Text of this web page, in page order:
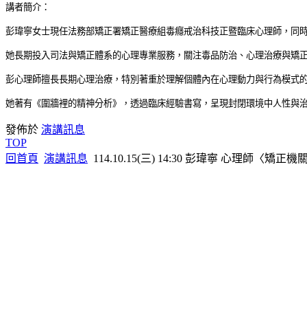
講者簡介：
彭瑋寧女士現任法務部矯正署矯正醫療組毒癮戒治科技正暨臨床心理師，同
她長期投入司法與矯正體系的心理專業服務，關注毒品防治、心理治療與矯
彭心理師擅長長期心理治療，特別著重於理解個體內在心理動力與行為模式
她著有《圍牆裡的精神分析》，透過臨床經驗書寫，呈現封閉環境中人性與
發佈於 演講訊息
TOP
回首頁 演講訊息 114.10.15(三) 14:30 彭瑋寧 心理師〈矯正